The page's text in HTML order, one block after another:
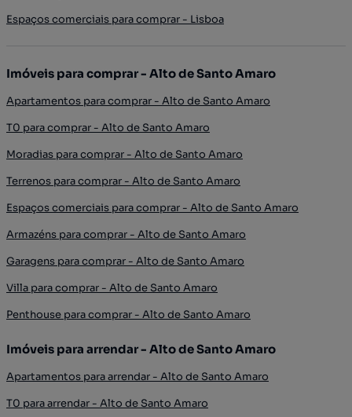
Espaços comerciais para comprar - Lisboa
Imóveis para comprar - Alto de Santo Amaro
Apartamentos para comprar - Alto de Santo Amaro
T0 para comprar - Alto de Santo Amaro
Moradias para comprar - Alto de Santo Amaro
Terrenos para comprar - Alto de Santo Amaro
Espaços comerciais para comprar - Alto de Santo Amaro
Armazéns para comprar - Alto de Santo Amaro
Garagens para comprar - Alto de Santo Amaro
Villa para comprar - Alto de Santo Amaro
Penthouse para comprar - Alto de Santo Amaro
Imóveis para arrendar - Alto de Santo Amaro
Apartamentos para arrendar - Alto de Santo Amaro
T0 para arrendar - Alto de Santo Amaro